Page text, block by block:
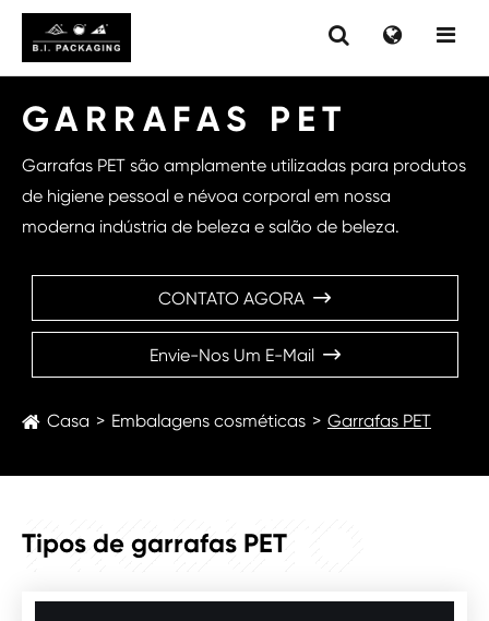
GARRAFAS PET
Garrafas PET são amplamente utilizadas para produtos
de higiene pessoal e névoa corporal em nossa
moderna indústria de beleza e salão de beleza.
CONTATO AGORA 
Envie-Nos Um E-Mail 
Casa Embalagens cosméticas Garrafas PET
PRODUTO
Tipos de garrafas PET